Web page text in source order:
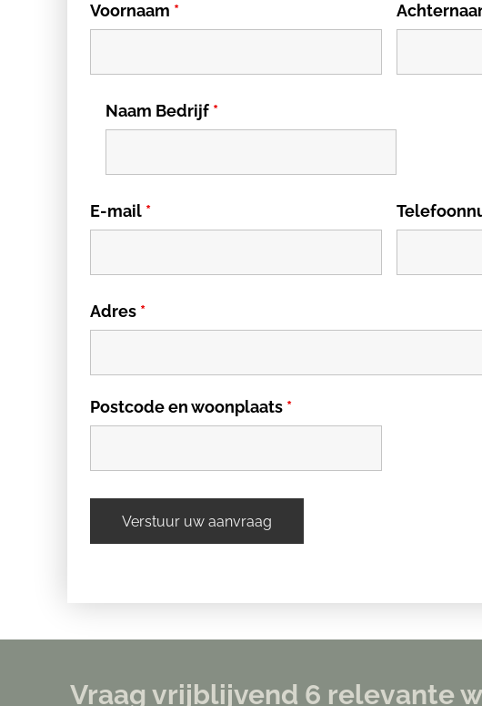
Voornaam *
Naam Bedrijf *
E-mail *
Adres *
Postcode en woonplaats *
Vraag vrijblijvend 6 relevante